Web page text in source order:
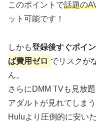
このポイントで話題の
ット可能です！
しかも登録後すぐポイ
ば費用ゼロ でリスクが
ん。
さらにDMM TVも見放
アダルトが見れてしま
Huluより圧倒的に安い